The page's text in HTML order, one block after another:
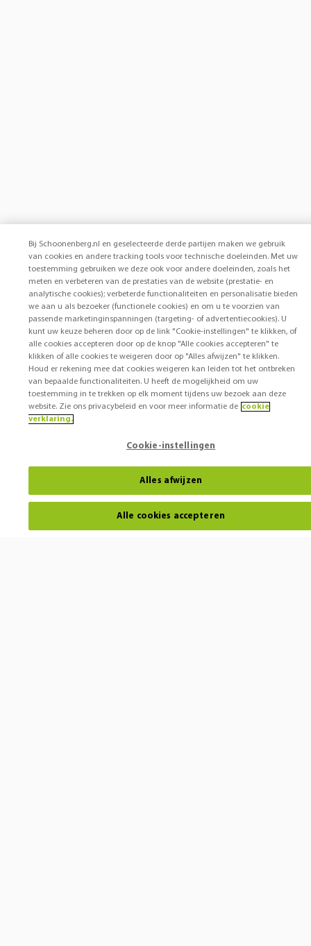
Bij Schoonenberg.nl en geselecteerde derde partijen maken we gebruik
van cookies en andere tracking tools voor technische doeleinden. Met uw
toestemming gebruiken we deze ook voor andere doeleinden, zoals het
meten en verbeteren van de prestaties van de website (prestatie- en
analytische cookies); verbeterde functionaliteiten en personalisatie bieden
we aan u als bezoeker (functionele cookies) en om u te voorzien van
passende marketinginspanningen (targeting- of advertentiecookies). U
kunt uw keuze beheren door op de link "Cookie-instellingen" te klikken, of
alle cookies accepteren door op de knop "Alle cookies accepteren" te
klikken of alle cookies te weigeren door op "Alles afwijzen" te klikken.
Houd er rekening mee dat cookies weigeren kan leiden tot het ontbreken
van bepaalde functionaliteiten. U heeft de mogelijkheid om uw
toestemming in te trekken op elk moment tijdens uw bezoek aan deze
website. Zie ons privacybeleid en voor meer informatie de cookie
verklaring.
Cookie-instellingen
Alles afwijzen
Alle cookies accepteren